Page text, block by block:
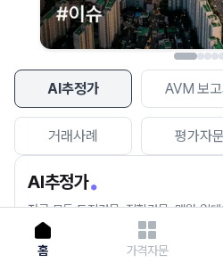
AI추정가 AVM 보고
거래사례 평가자문
AI추정가
전국 모든 토지건물, 집합건물, 매월 업
세요.
홈 가격자문